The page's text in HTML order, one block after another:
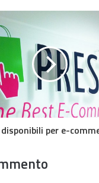
per e-